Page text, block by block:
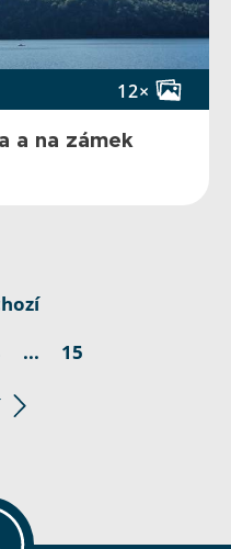
12×
a na zámek
... 15